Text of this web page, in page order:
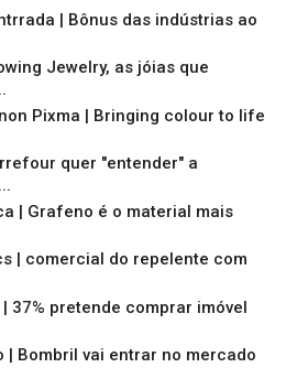
| Bônus das indústrias ao
Jewelry, as jóias que
Pixma | Bringing colour to life
quer "entender" a
| Grafeno é o material mais
| comercial do repelente com
37% pretende comprar imóvel
| Bombril vai entrar no mercado